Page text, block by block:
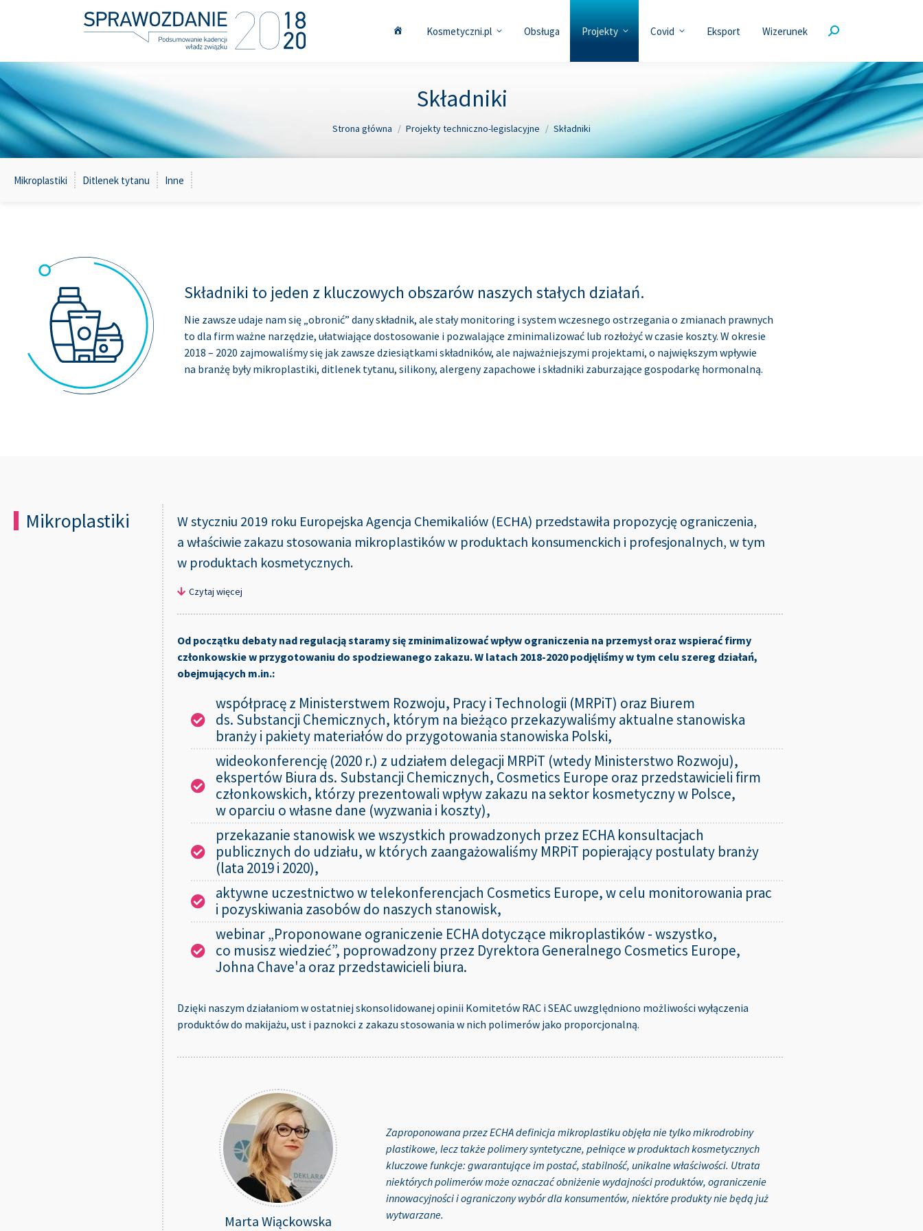
Kosmetyczni.pl Obsługa Projekty Covid Eksport Wizerunek
Składniki
Jesteś tutaj:
Strona główna Projekty techniczno-legislacyjne Składniki
Mikroplastiki Ditlenek tytanu Inne
Składniki to jeden z kluczowych obszarów naszych stałych działań.
Nie zawsze udaje nam się „obronić” dany składnik, ale stały monitoring i system wczesnego ostrzegania o zmianach prawnych
to dla firm ważne narzędzie, ułatwiające dostosowanie i pozwalające zminimalizować lub rozłożyć w czasie koszty. W okresie
2018 – 2020 zajmowaliśmy się jak zawsze dziesiątkami składników, ale najważniejszymi projektami, o największym wpływie
na branżę były mikroplastiki, ditlenek tytanu, silikony, alergeny zapachowe i składniki zaburzające gospodarkę hormonalną.
Mikroplastiki
W styczniu 2019 roku Europejska Agencja Chemikaliów (ECHA) przedstawiła propozycję ograniczenia,
a właściwie zakazu stosowania mikroplastików w produktach konsumenckich i profesjonalnych, w tym
w produktach kosmetycznych.
Raport został oceniony przez przemysł kosmetyczny jako kontrowersyjny, ponieważ:
objęcie sektora kosmetycznego propozycją zakazu stosowania to przykład regulacji, która przyniesie ograniczone korzyści dla
zanieczyszczenia mórz i oceanów plastikiem względem kosztów, które poniesie. Nie uwzględniono, że przemysł kosmetyczny
jako pierwszy, dobrowolnie zobowiązał się do wycofania się ze stosowania mikrodrobin plastikowych w produktach
spłukiwanych przed 2020 roku i osiągnął na tym polu znaczące wyniki.
Lista składników, które obejmie zakaz nigdy nie powstanie. Ciężar prawidłowej identyfikacji mikroplastików w portfolio
surowców leży pod stronie firm. Jeśli zakaz wejdzie w życie przemysł kosmetyczny stanie przed wyzwaniem zmiany składu
wielu tysięcy receptur produktów spłukiwanych i niespłukiwanych, podczas gdy odpowiednie zamienniki dla obecnie
stosowanych polimerów często nie są dostępne.
Czytaj więcej
Od początku debaty nad regulacją staramy się zminimalizować wpływ ograniczenia na przemysł oraz wspierać firmy
członkowskie w przygotowaniu do spodziewanego zakazu. W latach 2018-2020 podjęliśmy w tym celu szereg działań,
obejmujących m.in.:
współpracę z Ministerstwem Rozwoju, Pracy i Technologii (MRPiT) oraz Biurem
ds. Substancji Chemicznych, którym na bieżąco przekazywaliśmy aktualne stanowiska
branży i pakiety materiałów do przygotowania stanowiska Polski,
wideokonferencję (2020 r.) z udziałem delegacji MRPiT (wtedy Ministerstwo Rozwoju),
ekspertów Biura ds. Substancji Chemicznych, Cosmetics Europe oraz przedstawicieli firm
członkowskich, którzy prezentowali wpływ zakazu na sektor kosmetyczny w Polsce,
w oparciu o własne dane (wyzwania i koszty),
przekazanie stanowisk we wszystkich prowadzonych przez ECHA konsultacjach
publicznych do udziału, w których zaangażowaliśmy MRPiT popierający postulaty branży
(lata 2019 i 2020),
aktywne uczestnictwo w telekonferencjach Cosmetics Europe, w celu monitorowania prac
i pozyskiwania zasobów do naszych stanowisk,
webinar „Proponowane ograniczenie ECHA dotyczące mikroplastików - wszystko,
co musisz wiedzieć”, poprowadzony przez Dyrektora Generalnego Cosmetics Europe,
Johna Chave'a oraz przedstawicieli biura.
Dzięki naszym działaniom w ostatniej skonsolidowanej opinii Komitetów RAC i SEAC uwzględniono możliwości wyłączenia
produktów do makijażu, ust i paznokci z zakazu stosowania w nich polimerów jako proporcjonalną.
Marta Wiąckowska
Zaproponowana przez ECHA definicja mikroplastiku objęła nie tylko mikrodrobiny
plastikowe, lecz także polimery syntetyczne, pełniące w produktach kosmetycznych
kluczowe funkcje: gwarantujące im postać, stabilność, unikalne właściwości. Utrata
niektórych polimerów może oznaczać obniżenie wydajności produktów, ograniczenie
innowacyjności i ograniczony wybór dla konsumentów, niektóre produkty nie będą już
wytwarzane.